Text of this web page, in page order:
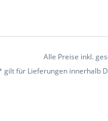
Alle Preise inkl.
gilt für Lieferungen innerhalb